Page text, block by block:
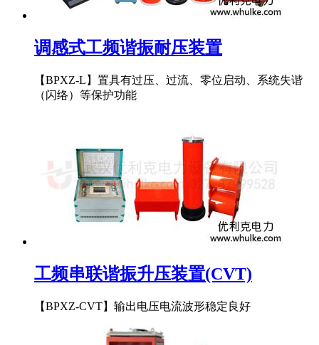
调感式工频谐振耐压装置
【BPXZ-L】置具有过压、过流、零位启动、系统失谐
（闪络）等保护功能
工频串联谐振升压装置(CVT)
【BPXZ-CVT】输出电压电流波形稳定良好